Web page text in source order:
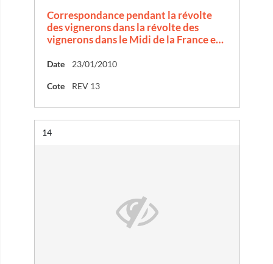
Correspondance pendant la révolte
des vignerons dans la révolte des
vignerons dans le Midi de la France e…
Date 23/01/2010
Cote REV 13
Résultat n°
14